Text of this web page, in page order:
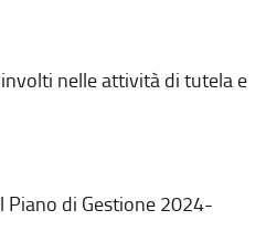
nelle attività di tutela e
Piano di Gestione 2024-